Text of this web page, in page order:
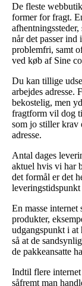
De fleste
former for fragt.
når det passer
problemfri, samt
ved køb af Sine
Du kan tillige
arbejdes adresse.
bekostelig, men
fragtform vil dog
som jo stiller krav
adresse.
Antal dages
aktuel hvis vi har
det formål er det
En masse internet
produkter,
udgangspunkt i at
så at de
de pakkeansatte
Indtil flere
såfremt man